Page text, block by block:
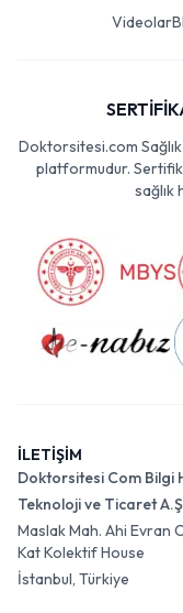
Videolar
Doktorsitesi.com Sağlık
platformudur.
sağlık
İLETİŞİM
Doktorsitesi Com Bilgi
Teknoloji ve Ticaret
Maslak Mah. Ahi Evran
Kat Kolektif House
İstanbul, Türkiye